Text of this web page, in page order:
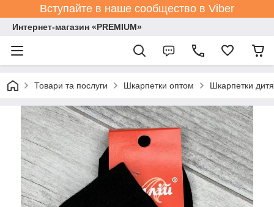
Вступайте в наше сообщество в Viber
Интернет-магазин «PREMIUM»
Товари та послуги Шкарпетки оптом Шкарпетки